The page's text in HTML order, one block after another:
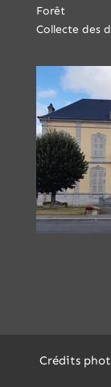
Forêt
Collecte des
Crédits